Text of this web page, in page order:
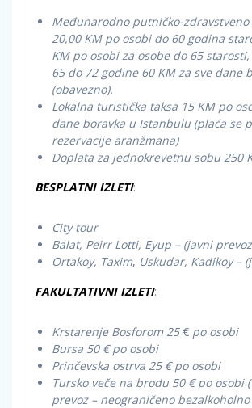
Međunarodno putničko-
20,00 KM po osobi do 60 godina
KM po osobi za osobe do 65
65 do 72 godine 60 KM za sve dane
(obavezno).
Lokalna turistička taksa 15 KM po
dane boravka u Istanbulu (plaća se
rezervacije aranžmana)
Doplata za jednokrevetnu sobu 250
BESPLATNI IZLETI:
City tour
Balat, Peirr Lotti, Eyup – (javni
Ortakoy, Taxim, Uskudar, Kadikoy –
FAKULTATIVNI IZLETI:
Krstarenje Bosforom 25€ po osobi
Bursa 50 € po osobi
Prinčevska ostrva 25 € po osobi
Tursko veče na brodu 50 € po osobi
prevoz – neograničeno